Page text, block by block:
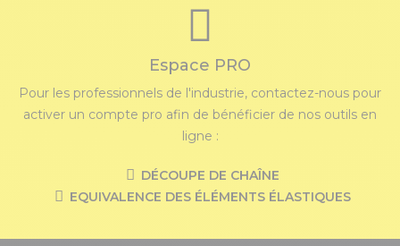
Espace PRO
Pour les professionnels de l'industrie, contactez-nous pour
activer un compte pro afin de bénéficier de nos outils en
ligne :
DÉCOUPE DE CHAÎNE
EQUIVALENCE DES ÉLÉMENTS ÉLASTIQUES